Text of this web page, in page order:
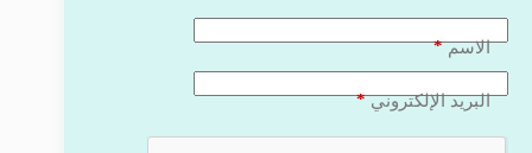
الاسم*
البريد الإلكتروني*